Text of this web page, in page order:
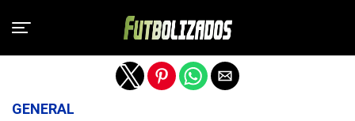
GENERAL
Salir de la versión móvil